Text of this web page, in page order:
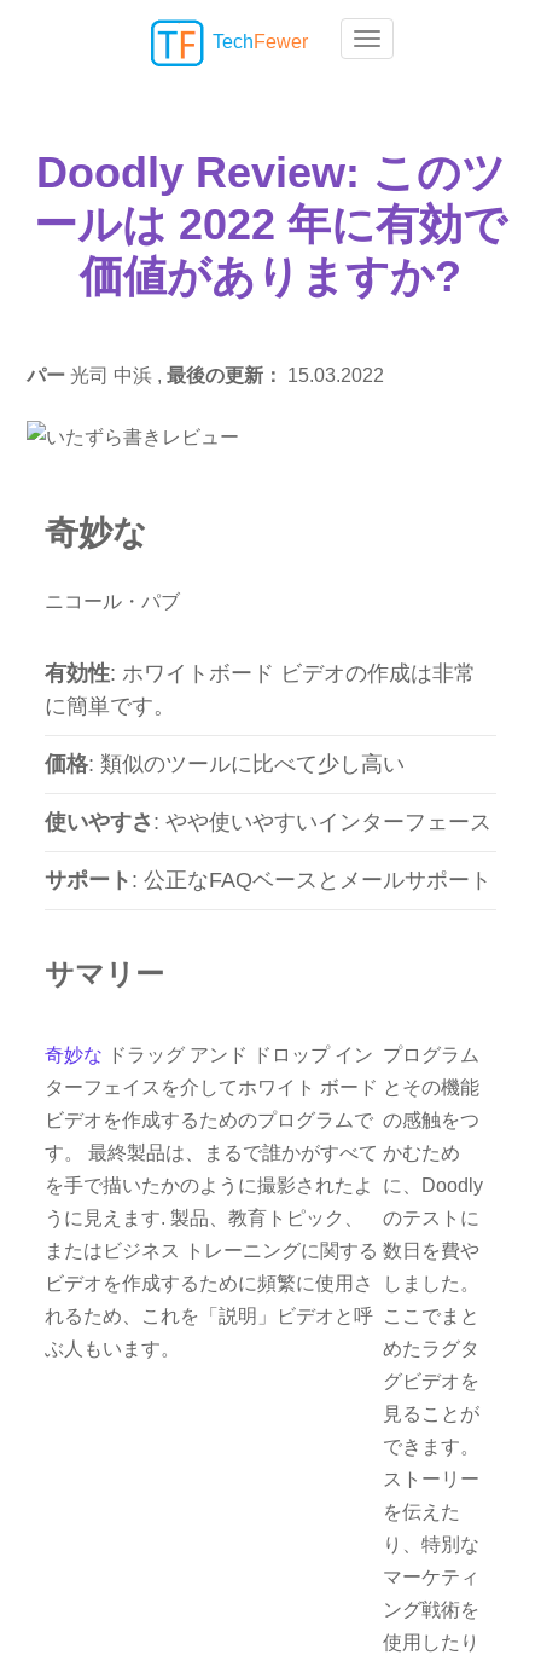
Toggle navigation
TechFewer
Doodly Review: このツ
ールは 2022 年に有効で
価値がありますか?
パー 光司 中浜 ,最後の更新： 15.03.2022
奇妙な
ニコール・パブ
有効性: ホワイトボード ビデオの作成は非常
に簡単です。
価格: 類似のツールに比べて少し高い
使いやすさ : やや使いやすいインターフェース
サポート : 公正なFAQベースとメールサポート
サマリー
奇妙な ドラッグ アンド ドロップ イン
ターフェイスを介してホワイト ボード
ビデオを作成するためのプログラムで
す。 最終製品は、まるで誰かがすべて
を手で描いたかのように撮影されたよ
うに見えます. 製品、教育トピック、
またはビジネス トレーニングに関する
ビデオを作成するために頻繁に使用さ
れるため、これを「説明」ビデオと呼
ぶ人もいます。
プログラム
とその機能
の感触をつ
かむため
に、Doodly
のテストに
数日を費や
しました。
ここでまと
めたラグタ
グビデオを
見ることが
できます。
ストーリー
を伝えた
り、特別な
マーケティ
ング戦術を
使用したり